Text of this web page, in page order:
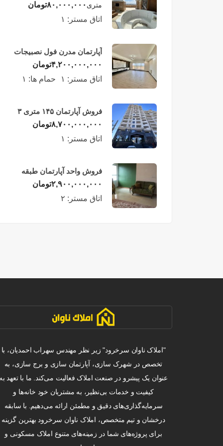
لوکس در طبقه چهاردهم
فریدونکنار
متری ۸۰,۰۰۰,۰۰۰تومان
اتاق مستر: ۱
آپارتمان مدرن فول نصبیجات
ساحلی/فریدونکنار
۴,۲۰۰,۰۰۰,۰۰۰تومان
اتاق مستر: ۱ حمام ها: ۱
فروش آپارتمان ۱۴۵ متری ۳
خوابه در فریدونکنار
۸,۷۰۰,۰۰۰,۰۰۰تومان
اتاق مستر: ۱
فروش واحد آپارتمان طبقه
چهارم در فریدونکنار
۲,۹۰۰,۰۰۰,۰۰۰تومان
اتاق مستر: ۲
"املاک ناوان سرخرود" زیر نظر مهندس سهراب احمدیان، با
تخصص در شهرک سازی، آپارتمان سازی و برج سازی، به
عنوان یک پیشرو در صنعت املاک فعالیت می‌کند. ما با تعهد به
کیفیت و خدمات بی‌نظیر، به مشتریان خود خانه‌ها و
سرمایه‌گذاری‌های دقیق و مطمئن ارائه می‌دهیم. با سابقه
درخشان و تیم متخصص، املاک ناوان سرخرود بهترین گزینه
برای پروژه‌های شما در زمینه‌های متنوع املاک مسکونی و